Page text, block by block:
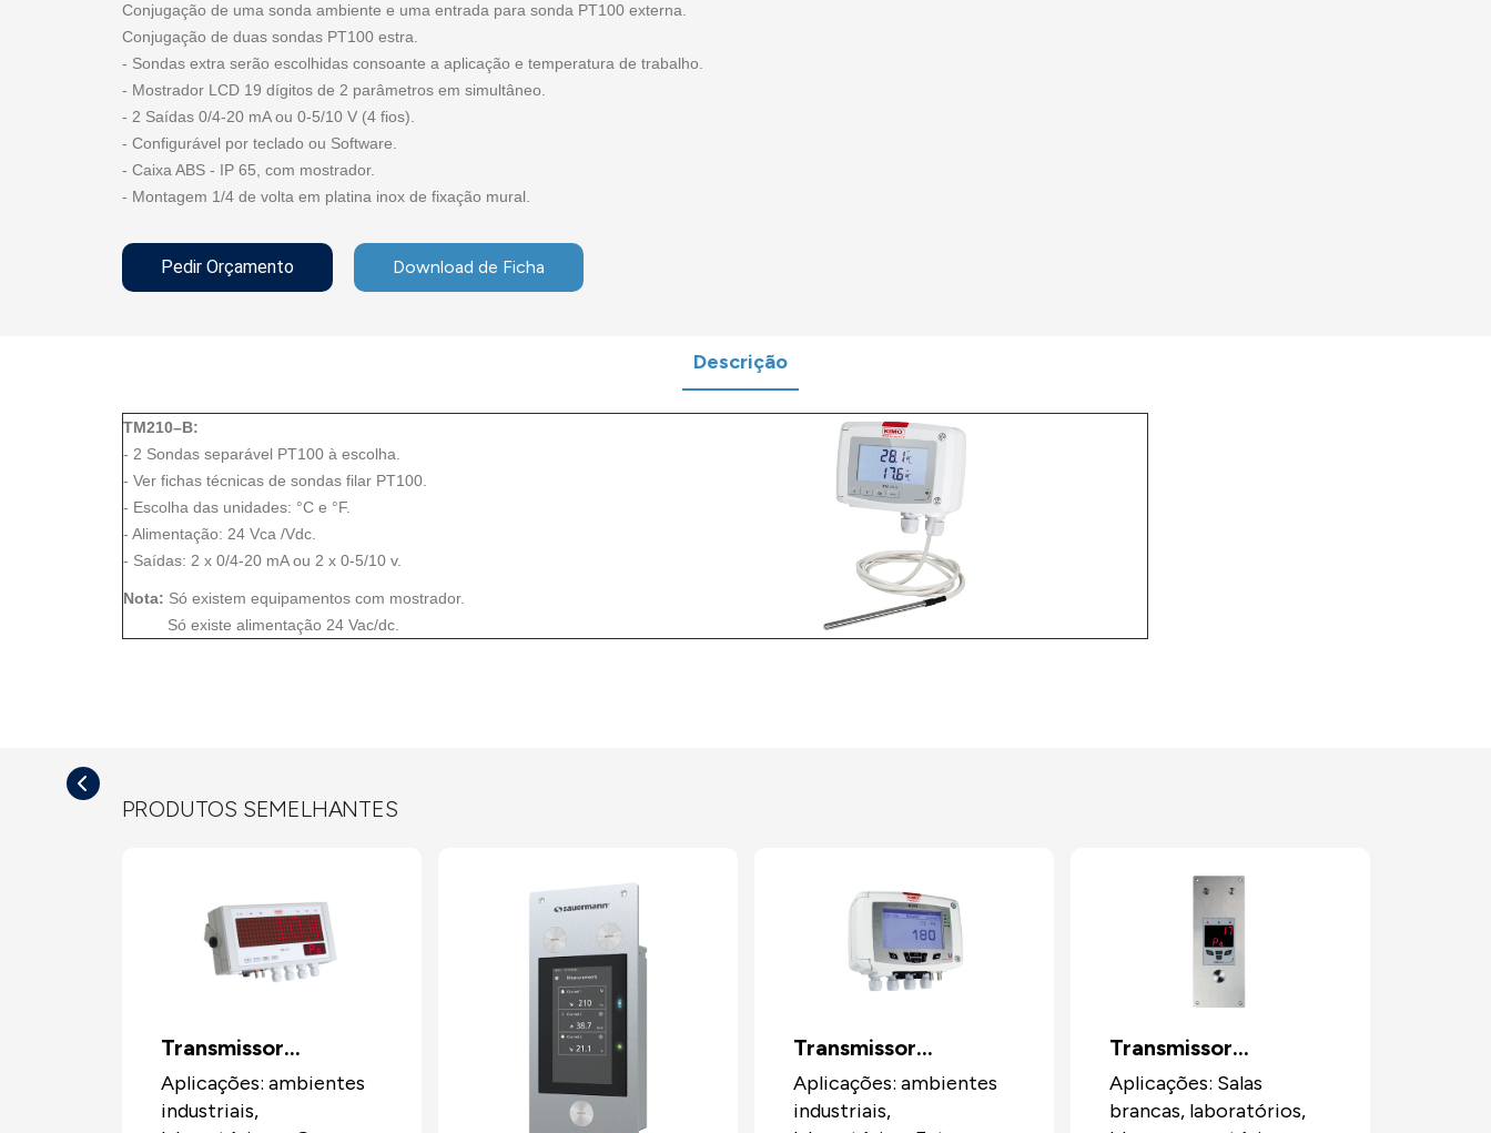
Conjugação de uma sonda ambiente e uma entrada para sonda PT100 externa.
Conjugação de duas sondas PT100 estra.
- Sondas extra serão escolhidas consoante a aplicação e temperatura de trabalho.
- Mostrador LCD 19 dígitos de 2 parâmetros em simultâneo.
- 2 Saídas 0/4-20 mA ou 0-5/10 V (4 fios).
- Configurável por teclado ou Software.
- Caixa ABS - IP 65, com mostrador.
- Montagem 1/4 de volta em platina inox de fixação mural.
Pedir Orçamento Download de Ficha
Descrição
TM210–B:
- 2 Sondas separável PT100 à escolha.
- Ver fichas técnicas de sondas filar PT100.
- Escolha das unidades: °C e °F.
- Alimentação: 24 Vca /Vdc.
- Saídas: 2 x 0/4-20 mA ou 2 x 0-5/10 v.
Nota: Só existem equipamentos com mostrador.
Só existe alimentação 24 Vac/dc.
PRODUTOS SEMELHANTES
Transmissor
multifunções CA310
Aplicações: ambientes
industriais,
Transmissor
multifunções C310
Aplicações: ambientes
industriais,
Transmissor
encastrável de muito
baixa pressão
Aplicações: Salas
brancas, laboratórios,